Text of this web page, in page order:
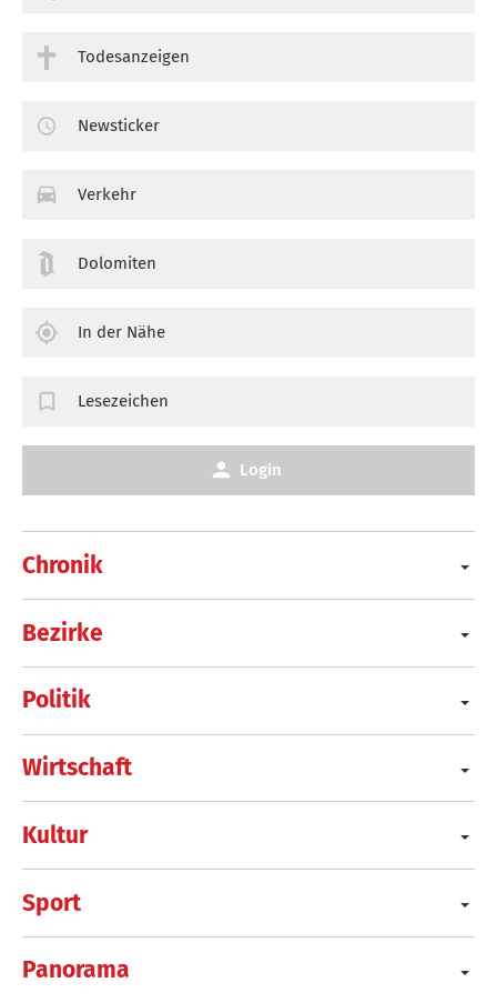
Chronik
Bezirke
Politik
Wirtschaft
Kultur
Sport
Panorama
Todesanzeigen
Newsticker
Verkehr
Dolomiten
In der Nähe
Lesezeichen
Login